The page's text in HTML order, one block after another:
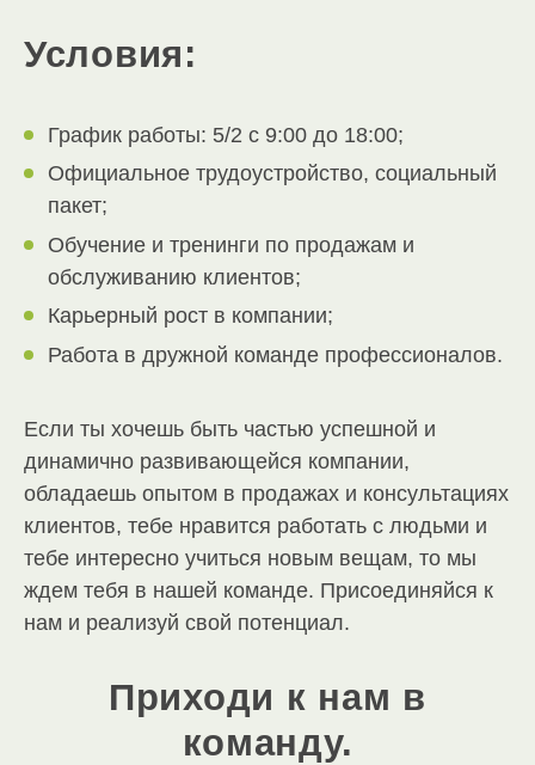
Условия:
График работы: 5/2 с 9:00 до 18:00;
Официальное трудоустройство, социальный
пакет;
Обучение и тренинги по продажам и
обслуживанию клиентов;
Карьерный рост в компании;
Работа в дружной команде профессионалов.
Если ты хочешь быть частью успешной и
динамично развивающейся компании,
обладаешь опытом в продажах и консультациях
клиентов, тебе нравится работать с людьми и
тебе интересно учиться новым вещам, то мы
ждем тебя в нашей команде. Присоединяйся к
нам и реализуй свой потенциал.
Приходи к нам в
команду.